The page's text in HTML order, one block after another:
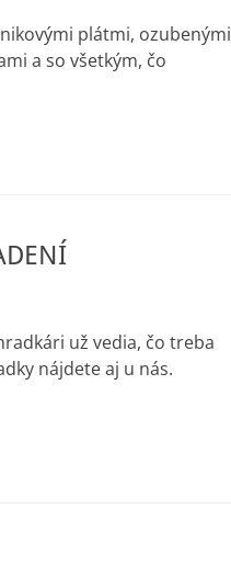
plátmi, ozubenými
a so všetkým, čo
už vedia, čo treba
nájdete aj u nás.